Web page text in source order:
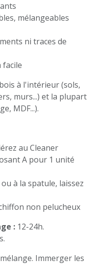
mélangeables
ni traces de
facile
à l'intérieur (sols,
murs...) et la plupart
MDF...).
au Cleaner
A pour 1 unité
à la spatule, laissez
non pelucheux
: 12-24h.
Immerger les